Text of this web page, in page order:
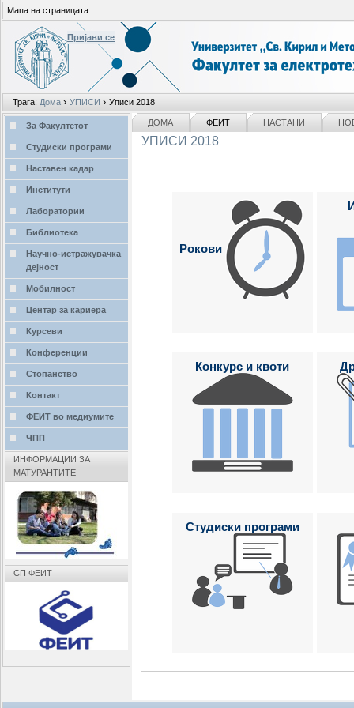
Лични
алати
Пријави се
Трага: Дома › УПИСИ › Уписи 2018
Мапа на страницата
делови
ДОМА ФЕИТ НАСТАНИ
УПИСИ 2018
Рокови
Конкурс и квоти
Студиски програми
NAVIGATION
За Факултетот
Студиски програми
Наставен кадар
Институти
Лаборатории
Библиотека
Научно-истражувачка
дејност
Мобилност
Центар за кариера
Курсеви
Конференции
Стопанство
Контакт
ФЕИТ во медиумите
ЧПП
ИНФОРМАЦИИ ЗА
МАТУРАНТИТЕ
СП ФЕИТ